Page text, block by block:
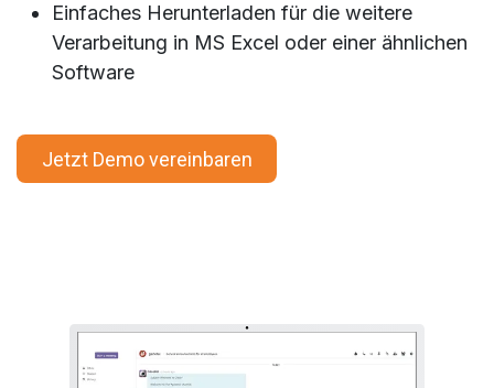
Einfaches Herunterladen für die weitere
Verarbeitung in MS Excel oder einer ähnlichen
Software
Jetzt Demo vereinbaren